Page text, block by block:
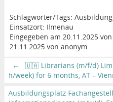
Schlagwörter/Tags: Ausbildung,
Einsatzort: Ilmenau
Eingegeben am 20.11.2025
21.11.2025 von anonym.
←
🇺🇦 Librarians (m/f/d)
h/week) for 6 months, AT –
Ausbildungsplatz